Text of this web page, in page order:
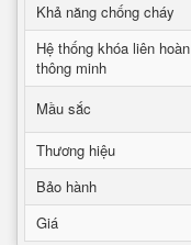
Khả năng chống cháy
Hệ thống khóa liên hoàn
thông minh
Mầu sắc
Thương hiệu
Bảo hành
Giá